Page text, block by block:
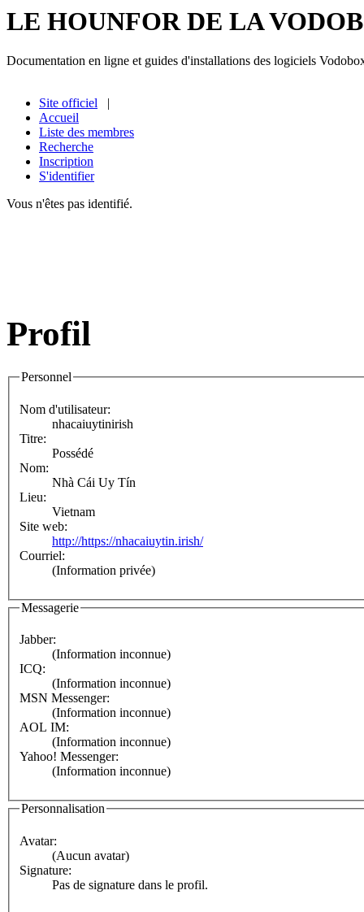
LE HOUNFOR DE LA
Documentation en ligne et guides d'installations des logiciels
Site officiel |
Accueil
Liste des membres
Recherche
Inscription
S'identifier
Vous n'êtes pas identifié.
Profil
Personnel
Nom d'utilisateur:
nhacaiuytinirish
Titre:
Possédé
Nom:
Nhà Cái Uy Tín
Lieu:
Vietnam
Site web:
http://https://nhacaiuytin.irish/
Courriel:
(Information privée)
Messagerie
Jabber:
(Information inconnue)
ICQ:
(Information inconnue)
MSN Messenger:
(Information inconnue)
AOL IM:
(Information inconnue)
Yahoo! Messenger:
(Information inconnue)
Personnalisation
Avatar:
(Aucun avatar)
Signature:
Pas de signature dans le profil.